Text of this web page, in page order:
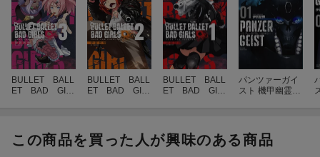
BULLET BALL
ET BAD GIR
BULLET BALL
ET BAD GIR
BULLET BALL
ET BAD GIR
パンツァーガイ
スト 機甲幽霊
この商品を買った人が興味のある商品